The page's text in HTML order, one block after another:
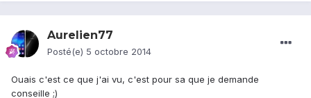
Aurelien77
Posté(e) 5 octobre 2014
Ouais c'est ce que j'ai vu, c'est pour sa que je demande
conseille ;)